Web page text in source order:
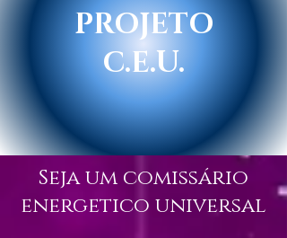
PROJETO
C.E.U.
Seja um comissário
energetico universal